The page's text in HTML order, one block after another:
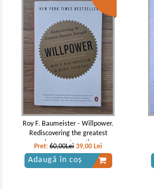
Roy F. Baumeister - Willpower.
Rediscovering the greatest
human strength
Pret:60,00Lei 39,00 Lei
Adaugă în coș